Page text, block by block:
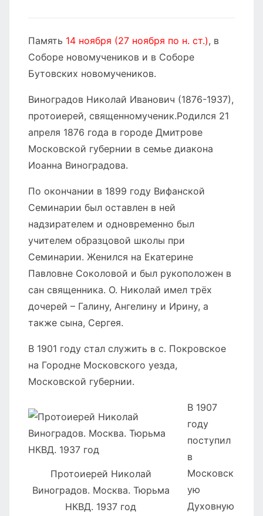
Память 14 ноября (27 ноября по н. ст.), в
Соборе новомучеников и в Соборе
Бутовских новомучеников.
Виноградов Николай Иванович (1876-1937),
протоиерей, священномученик.Родился 21
апреля 1876 года в городе Дмитрове
Московской губернии в семье диакона
Иоанна Виноградова.
По окончании в 1899 году Вифанской
Семинарии был оставлен в ней
надзирателем и одновременно был
учителем образцовой школы при
Семинарии. Женился на Екатерине
Павловне Соколовой и был рукоположен в
сан священника. О. Николай имел трёх
дочерей – Галину, Ангелину и Ирину, а
также сына, Сергея.
В 1901 году стал служить в с. Покровское
на Городне Московского уезда,
Московской губернии.
Протоиерей Николай
Виноградов. Москва. Тюрьма
НКВД. 1937 год
В 1907
году
поступил
в
Московск
ую
Духовную